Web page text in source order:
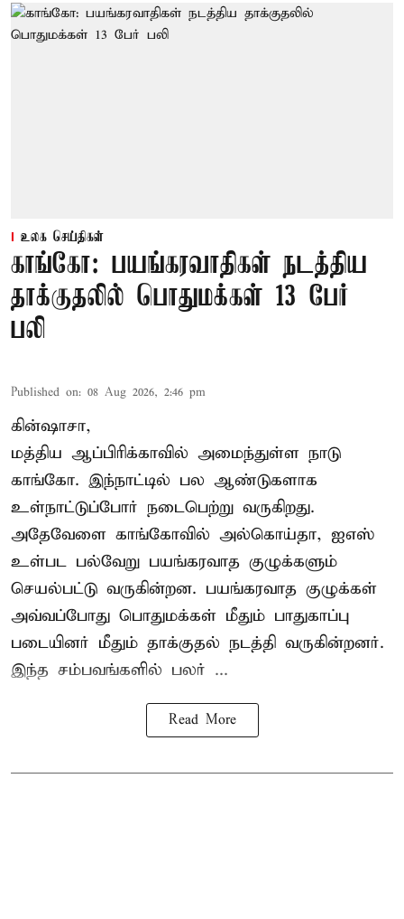
உலக செய்திகள்
காங்கோ: பயங்கரவாதிகள் நடத்திய
தாக்குதலில் பொதுமக்கள் 13 பேர்
பலி
Published on: 08 Aug 2026, 2:46 pm
கின்ஷாசா,
மத்திய ஆப்பிரிக்காவில் அமைந்துள்ள நாடு
காங்கோ. இந்நாட்டில் பல ஆண்டுகளாக
உள்நாட்டுப்போர் நடைபெற்று வருகிறது.
அதேவேளை காங்கோவில் அல்கொய்தா, ஐஎஸ்
உள்பட பல்வேறு பயங்கரவாத குழுக்களும்
செயல்பட்டு வருகின்றன. பயங்கரவாத குழுக்கள்
அவ்வப்போது பொதுமக்கள் மீதும் பாதுகாப்பு
படையினர் மீதும் தாக்குதல் நடத்தி வருகின்றனர்.
இந்த சம்பவங்களில் பலர் ...
Read More